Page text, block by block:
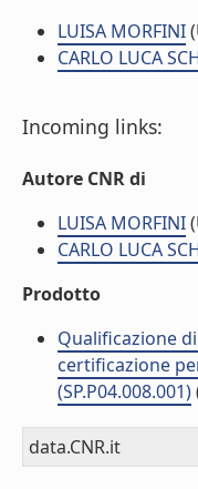
LUISA MORFINI
CARLO LUCA
Incoming links:
Autore CNR di
LUISA MORFINI
CARLO LUCA
Prodotto
Qualificazione
certificazione
(SP.P04.008.001)
data.CNR.it